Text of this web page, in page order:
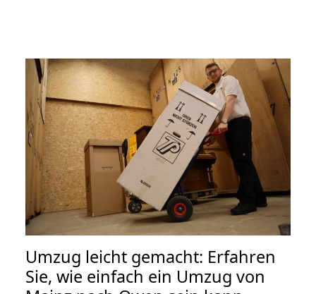
Umzug leicht gemacht: Erfahren
Sie, wie einfach ein Umzug von